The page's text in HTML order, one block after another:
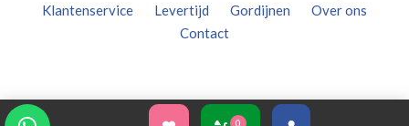
0
Klantenservice
Levertijd Gordijnen
Over ons
Contact